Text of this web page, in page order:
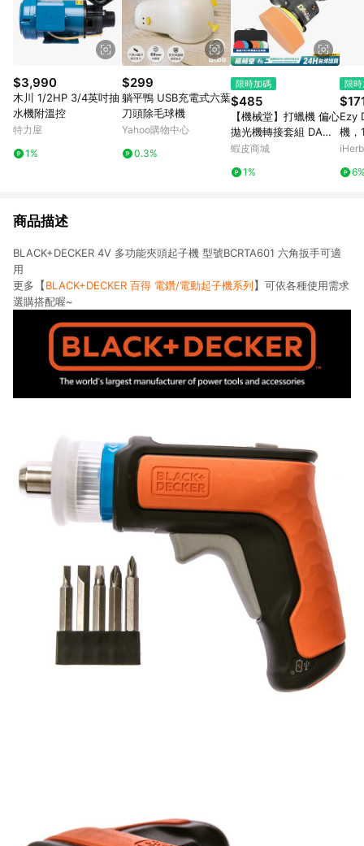
$3,990
木川 1/2HP 3/4英吋抽
水機附溫控
特力屋
1%
$299
躺平鴨 USB充電式六葉
刀頭除毛球機
Yahoo購物中心
0.3%
限時加碼
$485
【機械堂】打蠟機 偏心
拋光機轉接套組 DA機
電鑽變偏心打蠟機 送專
陽紋 大燈霧黃 還你新
蝦皮商城
1%
限
Ezy
機，
iHerb
商品描述
BLACK+DECKER 4V 多功能夾頭起子機 型號BCRTA601 六角扳手可適
用
更多 【BLACK+DECKER 百得 電鑽/電動起子機系列】 可依各種使用需求
選購搭配喔~